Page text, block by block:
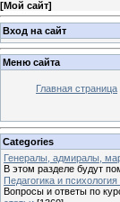
[Мой сайт]
Вход на сайт
Меню сайта
Главная страница
Categories
Генералы, адмиралы,
В этом разделе будут
Педагогика и
Вопросы и ответы по